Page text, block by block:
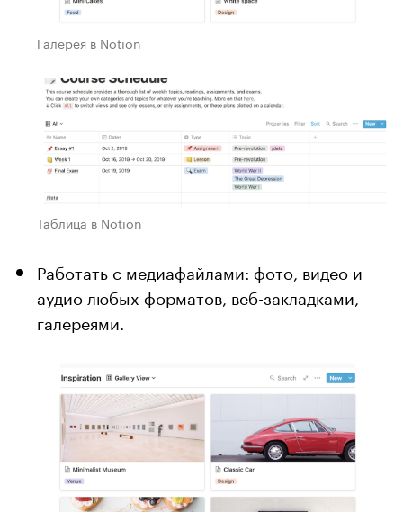
Галерея в Notion
Таблица в Notion
Работать с медиафайлами: фото, видео и
аудио любых форматов, веб-закладками,
галереями.